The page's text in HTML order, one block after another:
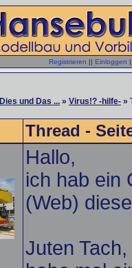
Registrieren || Einloggen ||
Dies und Das ... » Virus!? -hilfe- »
Thread -
Hallo,
ich hab ein
(Web)
Juten Tach,